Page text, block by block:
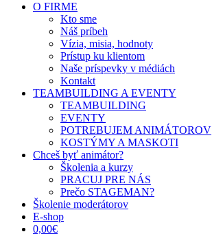
O FIRME
Kto sme
Náš príbeh
Vízia, misia, hodnoty
Prístup ku klientom
Naše príspevky v médiách
Kontakt
TEAMBUILDING A EVENTY
TEAMBUILDING
EVENTY
POTREBUJEM ANIMÁTOROV
KOSTÝMY A MASKOTI
Chceš byť animátor?
Školenia a kurzy
PRACUJ PRE NÁS
Prečo STAGEMAN?
Školenie moderátorov
E-shop
0,00€